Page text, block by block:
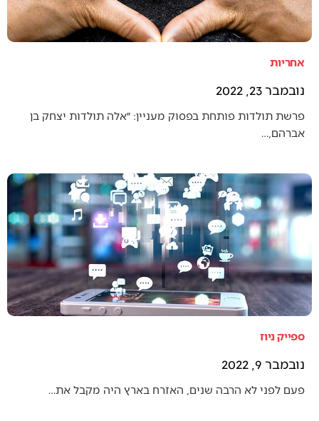
אחריות
נובמבר 23, 2022
פרשת תולדות פותחת בפסוק מעניין: ״אלה תולדות יצחק בן
אברהם,…
ספייק ניוז
נובמבר 9, 2022
פעם לפני לא הרבה שנים, האזרח בארץ היה מקבל את…